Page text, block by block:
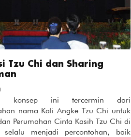
Tzu Chi dan Sharing
konsep ini tercermin dari
nama Kali Angke Tzu Chi untuk
Perumahan Cinta Kasih Tzu Chi di
selalu menjadi percontohan, baik